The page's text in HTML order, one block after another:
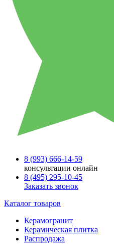
8 (993) 666-14-59
консультации онлайн
8 (495) 295-10-45
Заказать звонок
Каталог товаров
Керамогранит
Керамическая плитка
Распродажа